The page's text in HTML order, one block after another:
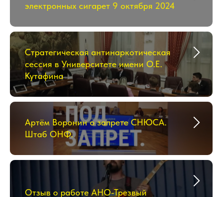
электронных сигарет 9 октября 2024
Стратегическая антинаркотическая
сессия в Университете имени О.Е.
Кутафина
Артём Воронин о запрете СНЮСА.
Штаб ОНФ.
Отзыв о работе АНО-Трезвый